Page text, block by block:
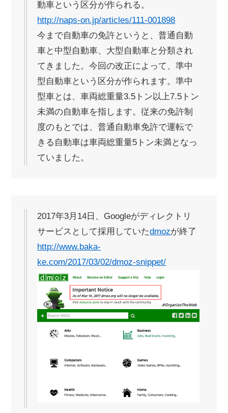
動車という区分が作られる。
http://naps-on.jp/articles/111-001898
今まで自動車の免許というと、普通自動
車と中型自動車、大型自動車と分類され
てきました。今回の改正によって、準中
型自動車という区分が作られます。準中
型車とは、車両総重量3.5トン以上7.5トン
未満の自動車を指します。従来の免許制
度のもとでは、普通自動車免許で運転で
きる自動車は車両総重量5トン未満となっ
ていました。
2017年3月14日、Googleがディレクトリ
サービスとして採用していたdmozが終了
http://www.baka-
ke.com/2017/03/02/dmoz-snippet/